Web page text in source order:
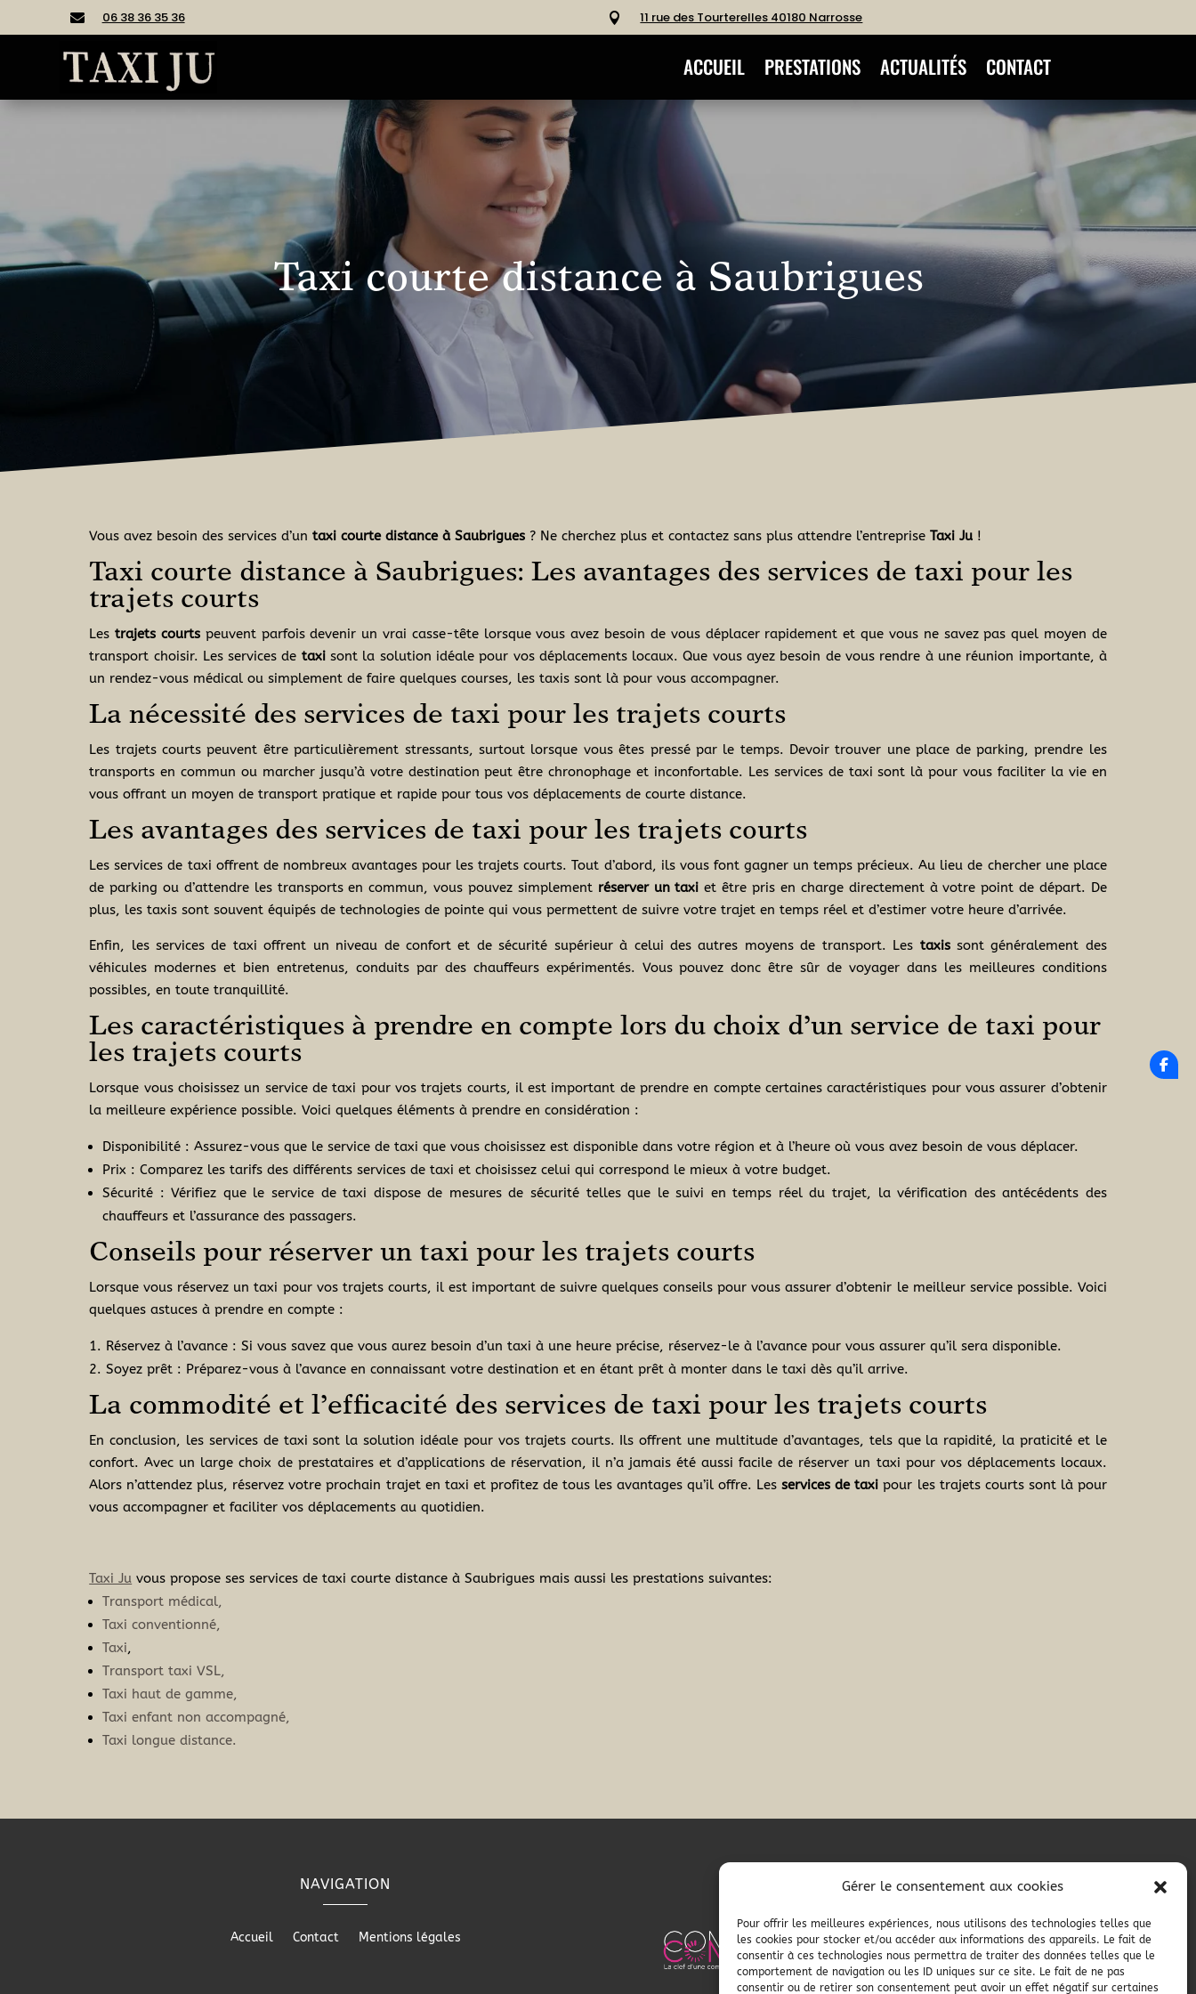
Gérer le consentement aux cookies
Pour offrir les meilleures expériences, nous utilisons des technologies telles que
les cookies pour stocker et/ou accéder aux informations des appareils. Le fait de
consentir à ces technologies nous permettra de traiter des données telles que le
comportement de navigation ou les ID uniques sur ce site. Le fait de ne pas
consentir ou de retirer son consentement peut avoir un effet négatif sur certaines
 06 38 36 35 36  11 rue des Tourterelles 40180 Narrosse
ACCUEIL PRESTATIONS ACTUALITÉS CONTACT
Taxi courte distance à Saubrigues
Vous avez besoin des services d’untaxi courte distance à Saubrigues ? Ne cherchez plus et contactez sans plus attendre l’entrepriseTaxi Ju !
Taxi courte distance à Saubrigues: Les avantages des services de taxi pour les
trajets courts
Les trajets courts peuvent parfois devenir un vrai casse-tête lorsque vous avez besoin de vous déplacer rapidement et que vous ne savez pas quel moyen de
transport choisir. Les services de taxi sont la solution idéale pour vos déplacements locaux. Que vous ayez besoin de vous rendre à une réunion importante, à
un rendez-vous médical ou simplement de faire quelques courses, les taxis sont là pour vous accompagner.
La nécessité des services de taxi pour les trajets courts
Les trajets courts peuvent être particulièrement stressants, surtout lorsque vous êtes pressé par le temps. Devoir trouver une place de parking, prendre les
transports en commun ou marcher jusqu’à votre destination peut être chronophage et inconfortable. Les services de taxi sont là pour vous faciliter la vie en
vous offrant un moyen de transport pratique et rapide pour tous vos déplacements de courte distance.
Les avantages des services de taxi pour les trajets courts
Les services de taxi offrent de nombreux avantages pour les trajets courts. Tout d’abord, ils vous font gagner un temps précieux. Au lieu de chercher une place
de parking ou d’attendre les transports en commun, vous pouvez simplement réserver un taxi et être pris en charge directement à votre point de départ. De
plus, les taxis sont souvent équipés de technologies de pointe qui vous permettent de suivre votre trajet en temps réel et d’estimer votre heure d’arrivée.
Enfin, les services de taxi offrent un niveau de confort et de sécurité supérieur à celui des autres moyens de transport. Les taxis sont généralement des
véhicules modernes et bien entretenus, conduits par des chauffeurs expérimentés. Vous pouvez donc être sûr de voyager dans les meilleures conditions
possibles, en toute tranquillité.
Les caractéristiques à prendre en compte lors du choix d’un service de taxi pour
les trajets courts
Lorsque vous choisissez un service de taxi pour vos trajets courts, il est important de prendre en compte certaines caractéristiques pour vous assurer d’obtenir
la meilleure expérience possible. Voici quelques éléments à prendre en considération :
Disponibilité : Assurez-vous que le service de taxi que vous choisissez est disponible dans votre région et à l’heure où vous avez besoin de vous déplacer.
Prix : Comparez les tarifs des différents services de taxi et choisissez celui qui correspond le mieux à votre budget.
Sécurité : Vérifiez que le service de taxi dispose de mesures de sécurité telles que le suivi en temps réel du trajet, la vérification des antécédents des
chauffeurs et l’assurance des passagers.
Conseils pour réserver un taxi pour les trajets courts
Lorsque vous réservez un taxi pour vos trajets courts, il est important de suivre quelques conseils pour vous assurer d’obtenir le meilleur service possible. Voici
quelques astuces à prendre en compte :
Réservez à l’avance : Si vous savez que vous aurez besoin d’un taxi à une heure précise, réservez-le à l’avance pour vous assurer qu’il sera disponible.
Soyez prêt : Préparez-vous à l’avance en connaissant votre destination et en étant prêt à monter dans le taxi dès qu’il arrive.
La commodité et l’efficacité des services de taxi pour les trajets courts
En conclusion, les services de taxi sont la solution idéale pour vos trajets courts. Ils offrent une multitude d’avantages, tels que la rapidité, la praticité et le
confort. Avec un large choix de prestataires et d’applications de réservation, il n’a jamais été aussi facile de réserver un taxi pour vos déplacements locaux.
Alors n’attendez plus, réservez votre prochain trajet en taxi et profitez de tous les avantages qu’il offre. Les services de taxi pour les trajets courts sont là pour
vous accompagner et faciliter vos déplacements au quotidien.
Taxi Ju vous propose ses services de taxi courte distance à Saubrigues mais aussi les prestations suivantes:
Transport médical,
Taxi conventionné,
Taxi,
Transport taxi VSL,
Taxi haut de gamme,
Taxi enfant non accompagné,
Taxi longue distance.
NAVIGATION
Accueil Contact Mentions légales
RÉALISATION